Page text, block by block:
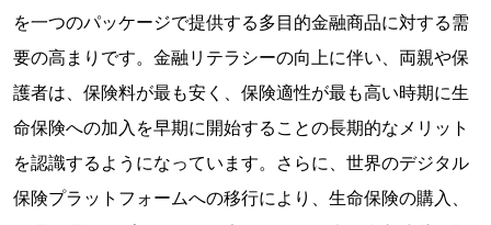
を一つのパッケージで提供する多目的金融商品に対する需
要の高まりです。金融リテラシーの向上に伴い、両親や保
護者は、保険料が最も安く、保険適性が最も高い時期に生
命保険への加入を早期に開始することの長期的なメリット
を認識するようになっています。さらに、世界のデジタル
保険プラットフォームへの移行により、生命保険の購入、